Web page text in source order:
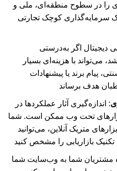
را در سطوح منطقه‌ای، ملی و
یک سرمایه‌گذاری کوچک تجارتی
دیجیتال اگر به‌درستی
می‌تواند با هزینه‌ای بسیار
پیام برند یا پیشنهادات
هدف برساند
: اندازه‌گیری آثار عملکردها در
ابزارهای تحت وب ممکن است. شما
متریک آنلاین، می‌توانید
بازاریابی را مشخص کنید
مشتریان شما به وب‌سایت شما